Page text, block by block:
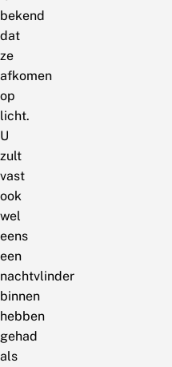
bekend
dat
ze
afkomen
op
licht.
U
zult
vast
ook
wel
eens
een
nachtvlinder
binnen
hebben
gehad
als